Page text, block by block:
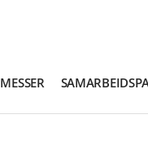
MESSER